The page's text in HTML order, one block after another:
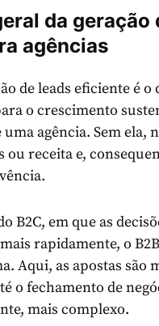
da geração
agências
de leads eficiente é o
o crescimento
uma agência. Sem ela,
ou receita e,
B2C, em que as
rapidamente, o
Aqui, as apostas são
o fechamento de
mais complexo.